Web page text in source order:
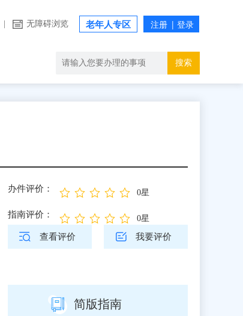
无障碍浏览 老年人专区
搜索
办件评价： 0星
指南评价： 0星
查看评价 我要评价
简版指南